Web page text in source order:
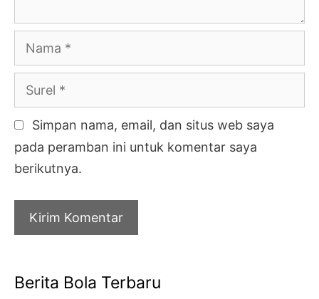
Nama
Surel
Simpan nama, email, dan situs web saya
pada peramban ini untuk komentar saya
berikutnya.
Berita Bola Terbaru